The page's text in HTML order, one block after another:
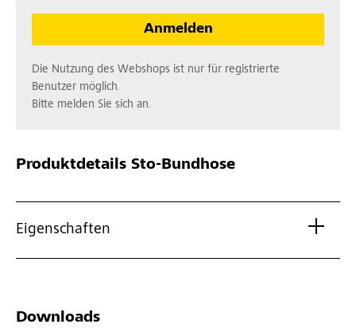
Anmelden
Die Nutzung des Webshops ist nur für registrierte
Benutzer möglich.
Bitte melden Sie sich an.
Produktdetails Sto-Bundhose
Eigenschaften
Downloads